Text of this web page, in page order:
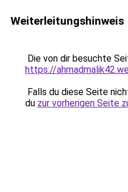
Weiterleitungshinweis
Die von dir besuchte
https://
Falls du diese Seite
du zur vorherigen Seite